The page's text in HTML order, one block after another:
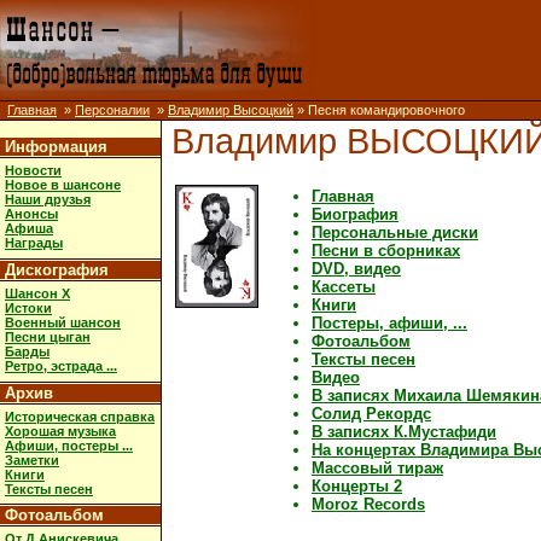
Главная » Персоналии » Владимир Высоцкий » Песня командировочного
Информация
Новости
Новое в шансоне
Наши друзья
Анонсы
Афиша
Награды
Дискография
Шансон X
Истоки
Военный шансон
Песни цыган
Барды
Ретро, эстрада ...
Архив
Историческая справка
Хорошая музыка
Афиши, постеры ...
Заметки
Книги
Тексты песен
Фотоальбом
Владимир
Главная
Биография
Персональные диски
Песни в сборниках
DVD, видео
Кассеты
Книги
Постеры, афиши, ...
Фотоальбом
Тексты песен
Видео
В записях Михаила
Солид Рекордс
В записях К.Мустафиди
На концертах Владимира
Массовый тираж
Концерты 2
Moroz Records